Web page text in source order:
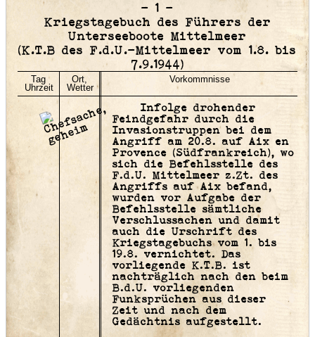
– 1 –
Kriegstagebuch des Führers der
Unterseeboote Mittelmeer
(K.T.B des F.d.U.-Mittelmeer vom 1.8. bis
7.9.1944)
Tag
Uhrzeit
Ort,
Wetter
Vorkommnisse
Infolge drohender
Feindgefahr durch die
Invasionstruppen bei dem
Angriff am 20.8. auf Aix en
Provence (Südfrankreich), wo
sich die Befehlsstelle des
F.d.U. Mittelmeer z.Zt. des
Angriffs auf Aix befand,
wurden vor Aufgabe der
Befehlsstelle sämtliche
Verschlussachen und damit
auch die Urschrift des
Kriegstagebuchs vom 1. bis
19.8. vernichtet. Das
vorliegende K.T.B. ist
nachträglich nach den beim
B.d.U. vorliegenden
Funksprüchen aus dieser
Zeit und nach dem
Gedächtnis aufgestellt.